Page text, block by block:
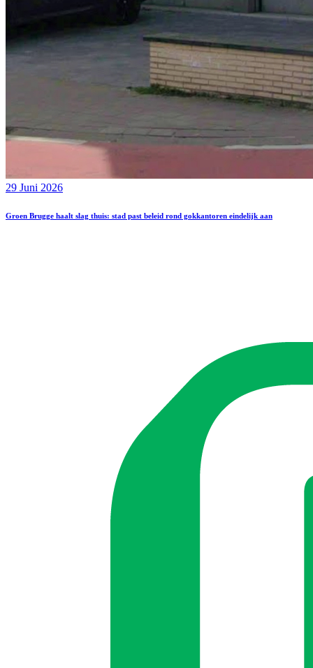
29 Juni 2026
Groen Brugge haalt slag thuis: stad past beleid rond gokkantoren eindelijk aan